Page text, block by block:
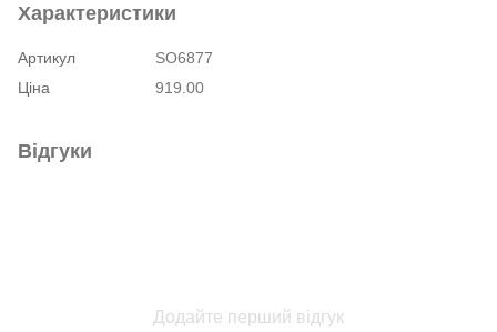
Характеристики
Артикул
SO6877
Ціна
919.00
Відгуки
Додайте перший відгук